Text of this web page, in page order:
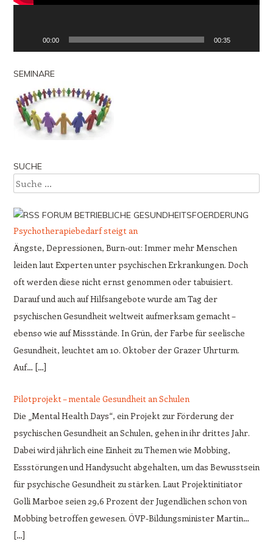
00:00 00:35
SEMINARE
SUCHE
Suche
FORUM BETRIEBLICHE GESUNDHEITSFOERDERUNG
Psychotherapiebedarf steigt an
Ängste, Depressionen, Burn-out: Immer mehr Menschen
leiden laut Experten unter psychischen Erkrankungen. Doch
oft werden diese nicht ernst genommen oder tabuisiert.
Darauf und auch auf Hilfsangebote wurde am Tag der
psychischen Gesundheit weltweit aufmerksam gemacht –
ebenso wie auf Missstände. In Grün, der Farbe für seelische
Gesundheit, leuchtet am 10. Oktober der Grazer Uhrturm.
Auf… […]
Pilotprojekt – mentale Gesundheit an Schulen
Die „Mental Health Days“, ein Projekt zur Förderung der
psychischen Gesundheit an Schulen, gehen in ihr drittes Jahr.
Dabei wird jährlich eine Einheit zu Themen wie Mobbing,
Essstörungen und Handysucht abgehalten, um das Bewusstsein
für psychische Gesundheit zu stärken. Laut Projektinitiator
Golli Marboe seien 29,6 Prozent der Jugendlichen schon von
Mobbing betroffen gewesen. ÖVP-Bildungsminister Martin…
[…]